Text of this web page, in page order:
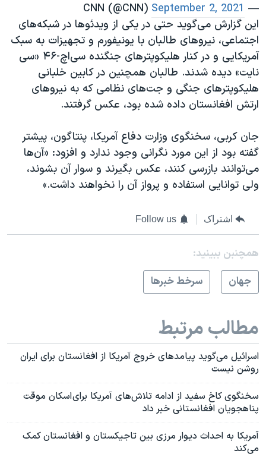
— CNN (@CNN)
September 2, 2021
این گزارش می‌گوید حتی در یکی از ویدئوها در شبکه‌های
اجتماعی، نیروهای طالبان با یونیفورم و تجهیزات به سبک
آمریکایی و در کنار هلیکوپترهای جنگنده سی‌اچ-۴۶ «سی
نایت» دیده شدند. طالبان همچنین در کابین خلبانی
هلیکوپترهای جنگی و جت‌های نظامی که به نیروهای
ارتش افغانستان داده شده بود، عکس گرفتند.
جان کربی، سخنگوی وزارت دفاع آمریکا، پنتاگون، پیشتر
گفته بود از این مورد نگرانی وجود ندارد و افزود: «آن‌ها
می‌توانند بازرسی کنند، عکس بگیرند و سوار آن بشوند،
ولی توانایی استفاده و پرواز آن را نخواهند داشت.»
اشتراک Follow us
همچنبن ببینید:
جهان
سرخط خبرها
مطالب مرتبط
اسرائيل می‌گوید پیامدهای خروج آمریکا از افغانستان برای ایران
روشن نیست
سخنگوی کاخ سفید از ادامه تلاش‌های آمریکا برای اسکان موقت
پناهجویان افغانستانی‌ خبر داد
آمریکا به احداث دیوار مرزی بین تاجیکستان و افغانستان کمک
می‌کند